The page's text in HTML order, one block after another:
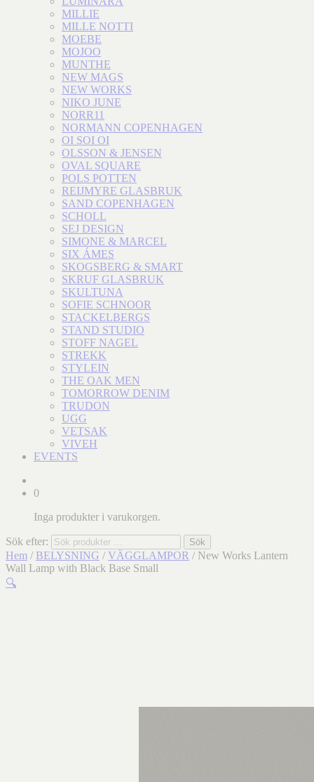
MILLIE
MILLE NOTTI
MOEBE
MOJOO
MUNTHE
NEW MAGS
NEW WORKS
NIKO JUNE
NORR11
NORMANN COPENHAGEN
OI SOI OI
OLSSON & JENSEN
OVAL SQUARE
POLS POTTEN
REIJMYRE GLASBRUK
SAND COPENHAGEN
SCHOLL
SEJ DESIGN
SIMONE & MARCEL
SIX ÁMES
SKOGSBERG & SMART
SKRUF GLASBRUK
SKULTUNA
SOFIE SCHNOOR
STACKELBERGS
STAND STUDIO
STOFF NAGEL
STREKK
STYLEIN
THE OAK MEN
TOMORROW DENIM
TRUDON
UGG
VETSAK
VIVEH
EVENTS
0
Inga produkter i varukorgen.
Sök efter: Sök
Hem / BELYSNING / VÄGGLAMPOR / New Works Lantern
Wall Lamp with Black Base Small
🔍